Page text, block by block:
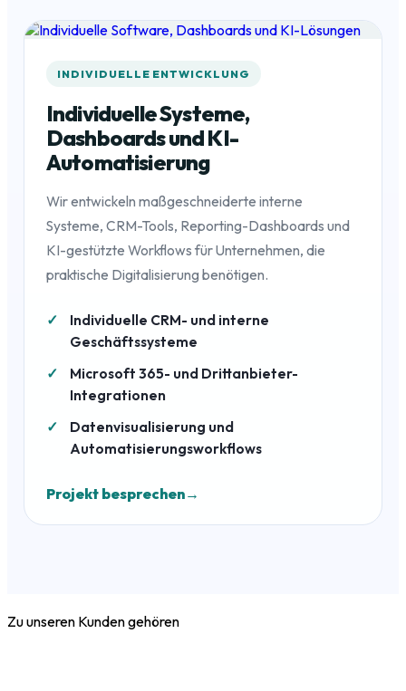
INDIVIDUELLE ENTWICKLUNG
Individuelle Systeme,
Dashboards und KI-
Automatisierung
Wir entwickeln maßgeschneiderte interne
Systeme, CRM-Tools, Reporting-Dashboards und
KI-gestützte Workflows für Unternehmen, die
praktische Digitalisierung benötigen.
Individuelle CRM- und interne
Geschäftssysteme
Microsoft 365- und Drittanbieter-
Integrationen
Datenvisualisierung und
Automatisierungsworkflows
Projekt besprechen
Zu unseren Kunden gehören